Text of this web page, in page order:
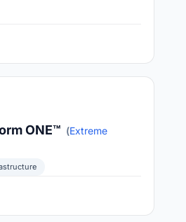
ONE™ (Extreme